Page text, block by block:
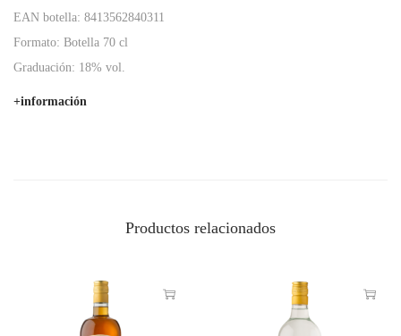
EAN botella: 8413562840311
Formato: Botella 70 cl
Graduación: 18% vol.
+información
Productos relacionados